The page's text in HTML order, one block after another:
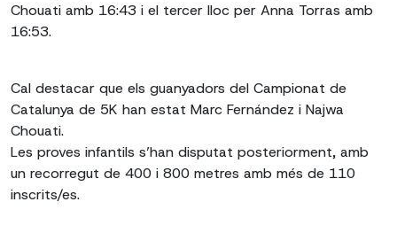
Chouati amb 16:43 i el tercer lloc per Anna Torras amb
16:53.
Cal destacar que els guanyadors del Campionat de
Catalunya de 5K han estat Marc Fernández i Najwa
Chouati.
Les proves infantils s’han disputat posteriorment, amb
un recorregut de 400 i 800 metres amb més de 110
inscrits/es.